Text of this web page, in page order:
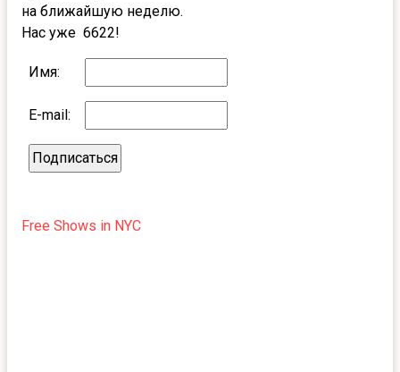
на ближайшую неделю.
Нас уже 6622!
Имя:
E-mail:
Free Shows in NYC